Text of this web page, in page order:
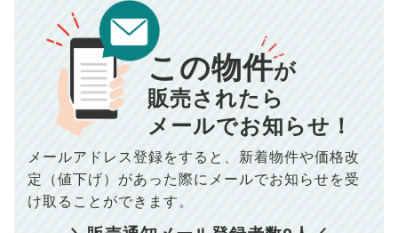
返済シミュレーション計算結果
毎月の支払額 834
年間の支払額 10,005 円
総支払額 100,050 円
00万円
■仲介手数料／ 00万円
■売買契約書印紙／ 0
■抵当権抹消費用／0万円
※購入価格よりも売却価格が高い場合、譲渡所得税が発生する
場合がございます。詳しくは最寄りの税務署などにご確認く
※シミュレーター結果はあくまでも概算であり、手残り金額を
保証するものではございません。
※上記売却費用には、住所変更登記の費用、引っ越し費用、住
宅ローンの一括繰上返済の手数料等は含まれておりませんの
で予めご了承ください。
この物件が
販売されたら
メールでお知らせ！
メールアドレス登録をすると、 新着物件や価格改
定（値下げ）があった際に メールでお知らせを受
け取ることができます。